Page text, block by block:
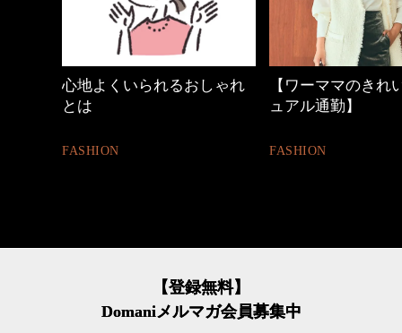
心地よくいられるおしゃれ
とは
FASHION
【ワーママのきれ
ュアル通勤】
FASHION
【登録無料】
Domaniメルマガ会員募集中